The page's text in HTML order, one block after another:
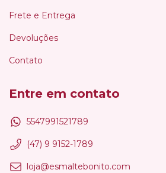
Frete e Entrega
Devoluções
Contato
Entre em contato
5547991521789
(47) 9 9152-1789
loja@esmaltebonito.com